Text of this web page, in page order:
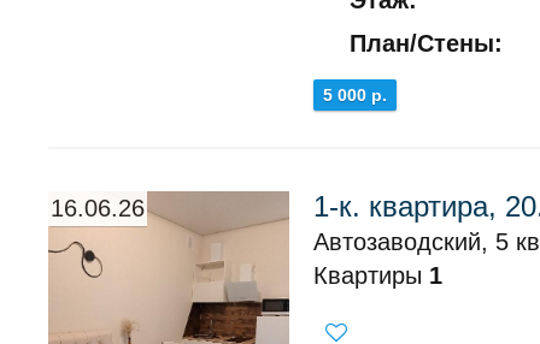
План/Стены:
5 000 р.
16.06.26 1-к. квартира,
Автозаводский, 5
Квартиры 1